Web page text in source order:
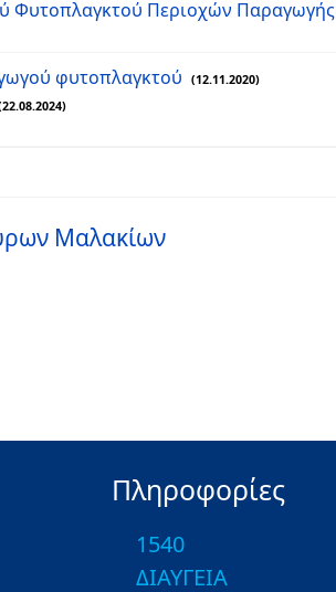
Φυτοπλαγκτού Περιοχών Παραγωγής
φυτοπλαγκτού (12.11.2020)
Μαλακίων
Πληροφορίες
1540
ΔΙΑΥΓΕΙΑ